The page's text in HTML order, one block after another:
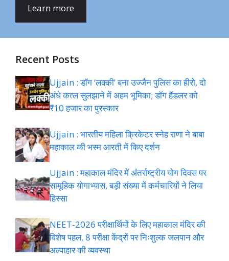
Learn more
Recent Posts
Ujjain : डॉग ‘लक्की’ बना उज्जैन पुलिस का हीरो, दो
अंधे कत्ल सुलझाने में अहम भूमिका; डॉग हैंडलर को
₹10 हजार का पुरस्कार
Ujjain : भारतीय महिला क्रिकेटर स्नेह राणा ने बाबा
महाकाल की भस्म आरती में किए दर्शन
Ujjain : महाकाल मंदिर में अंतर्राष्ट्रीय योग दिवस पर
सामूहिक योगाभ्यास, बड़ी संख्या में कर्मचारियों ने लिया
हिस्सा
NEET-2026 परीक्षार्थियों के लिए महाकाल मंदिर की
विशेष पहल, 8 परीक्षा केंद्रों पर निःशुल्क जलपान और
अल्पाहार की व्यवस्था